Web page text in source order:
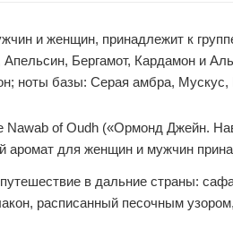
и женщин, принадлежит к
Бергамот, Кардамон и
ноты базы: Серая амбра,
Nawab of Oudh («Ормонд Джейн.
аромат для женщин и мужчин
в дальние страны:
расписанный песочным